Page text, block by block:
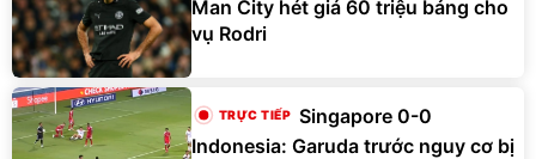
Man City hét giá 60 triệu bảng cho
vụ Rodri
Singapore 0-0
Indonesia: Garuda trước nguy cơ bị